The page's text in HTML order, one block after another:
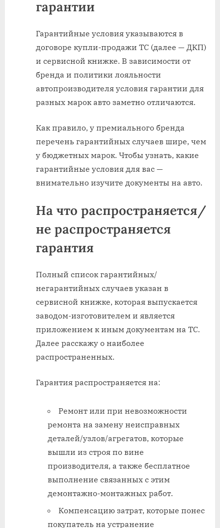
гарантии
Гарантийные условия указываются в
договоре купли-продажи ТС (далее — ДКП)
и сервисной книжке. В зависимости от
бренда и политики лояльности
автопроизводителя условия гарантии для
разных марок авто заметно отличаются.
Как правило, у премиального бренда
перечень гарантийных случаев шире, чем
у бюджетных марок. Чтобы узнать, какие
гарантийные условия для вас —
внимательно изучите документы на авто.
На что распространяется/
не распространяется
гарантия
Полный список гарантийных/
негарантийных случаев указан в
сервисной книжке, которая выпускается
заводом-изготовителем и является
приложением к иным документам на ТС.
Далее расскажу о наиболее
распространенных.
Гарантия распространяется на:
Ремонт или при невозможности
ремонта на замену неисправных
деталей/узлов/агрегатов, которые
вышли из строя по вине
производителя, а также бесплатное
выполнение связанных с этим
демонтажно-монтажных работ.
Компенсацию затрат, которые понес
покупатель на устранение